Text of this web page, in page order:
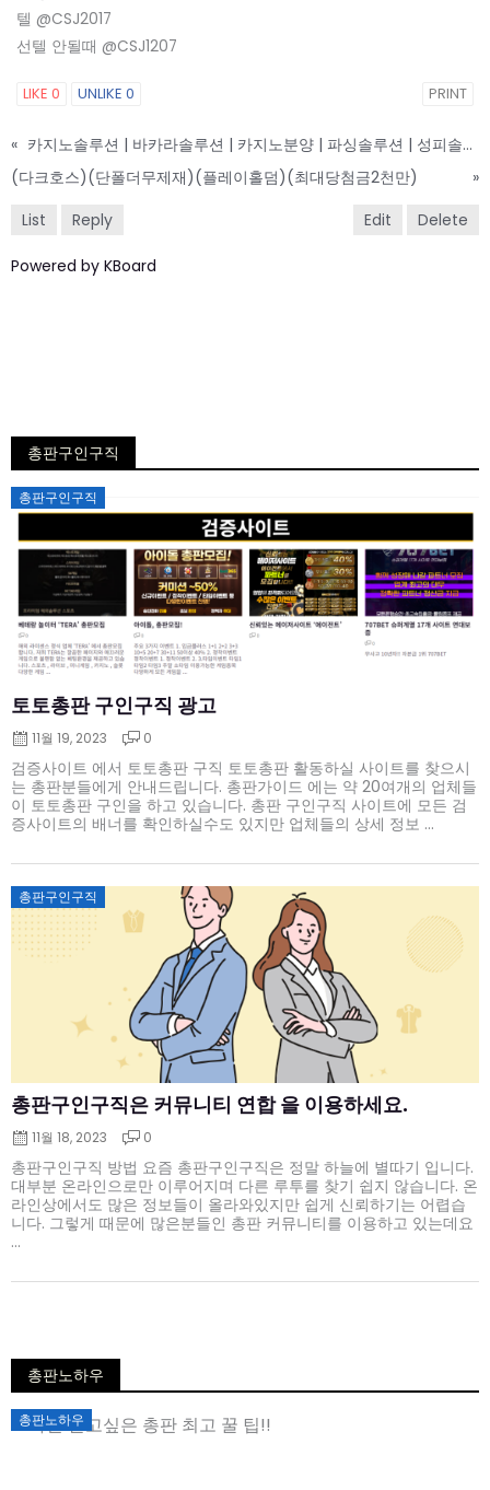
텔 @CSJ2017
선텔 안될때 @CSJ1207
LIKE 0 UNLIKE 0 PRINT
«
카지노솔루션 | 바카라솔루션 | 카지노분양 | 파싱솔루션 | 성피솔루션 | 포세이돈솔루션
(다크호스)(단폴더무제재)(플레이홀덤)(최대당첨금2천만)
»
List
Reply Edit Delete
Powered by KBoard
총판구인구직
총판구인구직
토토총판 구인구직 광고
Posted
on
11월 19, 2023 0
검증사이트 에서 토토총판 구직 토토총판 활동하실 사이트를 찾으시
는 총판분들에게 안내드립니다. 총판가이드 에는 약 20여개의 업체들
이 토토총판 구인을 하고 있습니다. 총판 구인구직 사이트에 모든 검
증사이트의 배너를 확인하실수도 있지만 업체들의 상세 정보 ...
총판구인구직
총판구인구직은 커뮤니티 연합 을 이용하세요.
Posted
on
11월 18, 2023 0
총판구인구직 방법 요즘 총판구인구직은 정말 하늘에 별따기 입니다.
대부분 온라인으로만 이루어지며 다른 루투를 찾기 쉽지 않습니다. 온
라인상에서도 많은 정보들이 올라와있지만 쉽게 신뢰하기는 어렵습
니다. 그렇게 때문에 많은분들인 총판 커뮤니티를 이용하고 있는데요
...
총판노하우
총판노하우
Posted
on